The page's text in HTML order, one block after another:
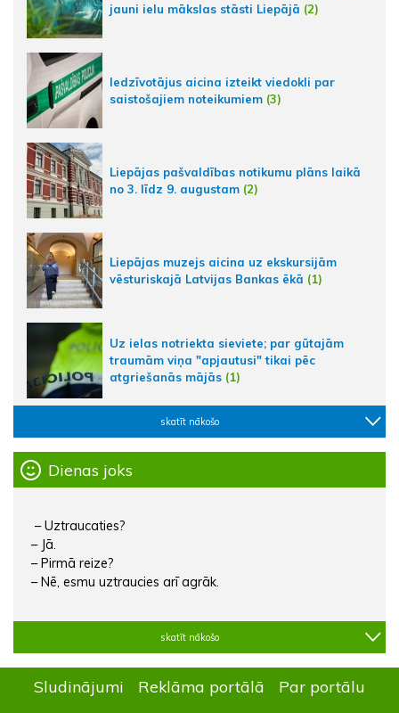
jauni ielu mākslas stāsti Liepājā (2)
Iedzīvotājus aicina izteikt viedokli par
saistošajiem noteikumiem (3)
Liepājas pašvaldības notikumu plāns laikā
no 3. līdz 9. augustam (2)
Liepājas muzejs aicina uz ekskursijām
vēsturiskajā Latvijas Bankas ēkā (1)
Uz ielas notriekta sieviete; par gūtajām
traumām viņa "apjautusi" tikai pēc
atgriešanās mājās (1)
skatīt nākošo
Dienas joks
– Uztraucaties?
– Jā.
– Pirmā reize?
– Nē, esmu uztraucies arī agrāk.
skatīt nākošo
Sludinājumi Reklāma portālā Par portālu